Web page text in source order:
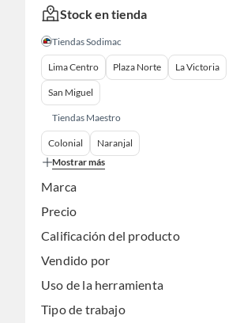
Stock en tienda
Tiendas Sodimac
Lima Centro Plaza Norte La Victoria
San Miguel
Tiendas Maestro
Colonial
Naranjal
Mostrar más
Marca
Precio
Calificación del producto
Vendido por
Uso de la herramienta
Tipo de trabajo